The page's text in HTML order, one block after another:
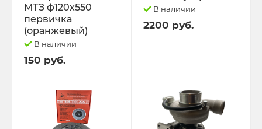
МТЗ ф120х550
первичка
(оранжевый)
В наличии
150 руб.
В наличии
2200 руб.